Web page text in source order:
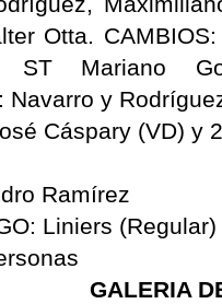
Otta.
Mariano
Navarro y
Cáspary (VD) y
Ramírez
Liniers (Regular)
GALERIA